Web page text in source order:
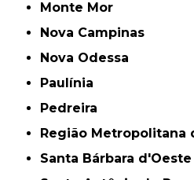
Monte Mor
Nova Campinas
Nova Odessa
Paulínia
Pedreira
Região Metropolitana
Santa Bárbara d'Oeste